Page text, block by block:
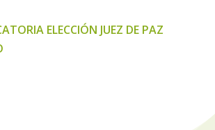
ELECCIÓN JUEZ DE PAZ